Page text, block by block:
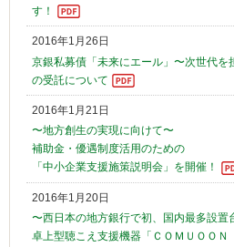
す！
2016年1月26日
京銀私募債「未来にエール」〜次世代を
の受託について
2016年1月21日
〜地方創生の実現に向けて〜
補助金・優遇制度活用のための
「中小企業支援施策説明会」を開催！
2016年1月20日
〜西日本の地方銀行で初、国内最多設置
卓上型聴こえ支援機器「ＣＯＭＵＯＯＮ